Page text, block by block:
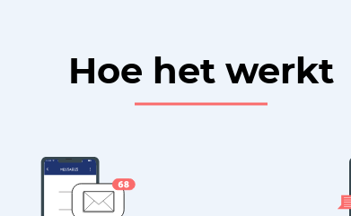
Hoe het werkt